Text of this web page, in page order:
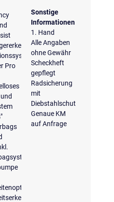
Pro
Sonstige
Informationen
1. Hand
Alle Angaben
ohne Gewähr
Scheckheft
gepflegt
Radsicherung
mit
Diebstahlschutz
Genaue KM
auf Anfrage